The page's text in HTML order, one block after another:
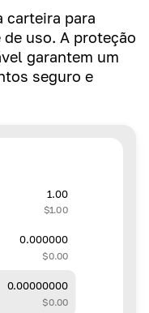
carteira para
uso. A proteção
garantem um
seguro e
1.00
$1.00
0.000000
$0.00
0.00000000
$0.00